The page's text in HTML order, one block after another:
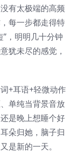
有太极端的高频
每一步都走得特
，明明几十分钟
犹未尽的感觉，
+耳语+轻微动作
单纯当背景音放
是晚上想睡个好
朵归她，脑子归
是新的一天。